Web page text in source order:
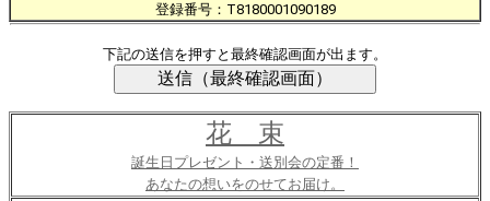
登録番号：T8180001090189
下記の送信を押すと最終確認画面が出ます。
花 束
誕生日プレゼント・送別会の定番！
あなたの想いをのせてお届け。